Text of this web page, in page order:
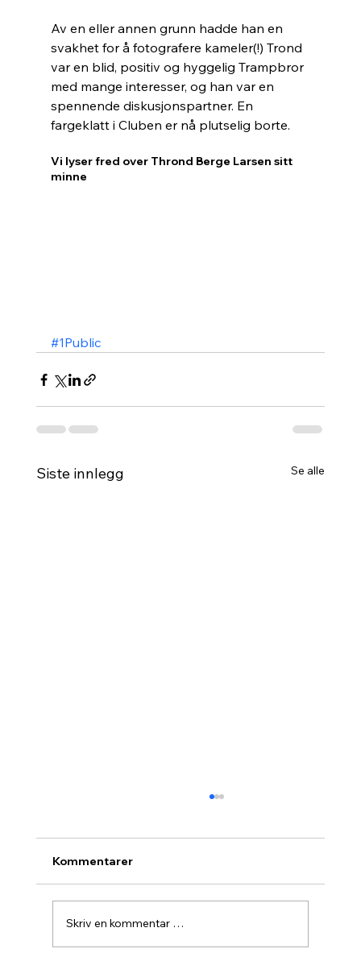
Av en eller annen grunn hadde han en
svakhet for å fotografere kameler(!) Trond
var en blid, positiv og hyggelig Trampbror
med mange interesser, og han var en
spennende diskusjonspartner. En
fargeklatt i Cluben er nå plutselig borte.
Vi lyser fred over Thrond Berge Larsen sitt
minne
#1Public
Siste innlegg Se alle
Kommentarer
Skriv en kommentar …